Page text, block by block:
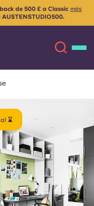
Español
Deutsch
de 500 £ a Classic més
⌛